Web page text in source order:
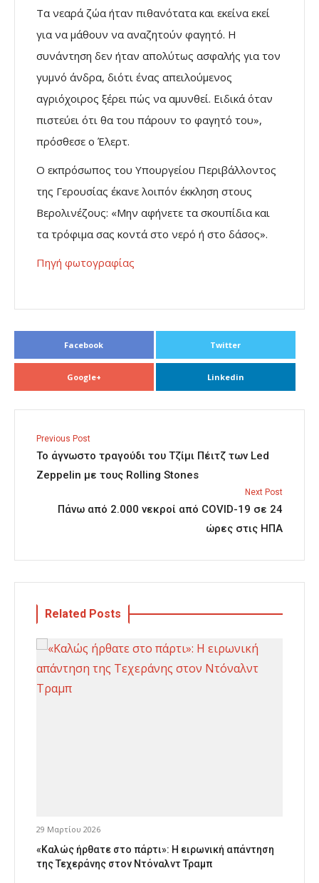
Τα νεαρά ζώα ήταν πιθανότατα και εκείνα εκεί
για να μάθουν να αναζητούν φαγητό. Η
συνάντηση δεν ήταν απολύτως ασφαλής για τον
γυμνό άνδρα, διότι ένας απειλούμενος
αγριόχοιρος ξέρει πώς να αμυνθεί. Ειδικά όταν
πιστεύει ότι θα του πάρουν το φαγητό του»,
πρόσθεσε ο Έλερτ.
Ο εκπρόσωπος του Υπουργείου Περιβάλλοντος
της Γερουσίας έκανε λοιπόν έκκληση στους
Βερολινέζους: «Μην αφήνετε τα σκουπίδια και
τα τρόφιμα σας κοντά στο νερό ή στο δάσος».
Πηγή φωτογραφίας
Facebook Twitter
Google+ Linkedin
Previous Post
Το άγνωστο τραγούδι του Τζίμι Πέιτζ των Led
Zeppelin με τους Rolling Stones
Next Post
Πάνω από 2.000 νεκροί από COVID-19 σε 24
ώρες στις ΗΠΑ
Related Posts
29 Μαρτίου 2026
«Καλώς ήρθατε στο πάρτι»: Η ειρωνική απάντηση
της Τεχεράνης στον Ντόναλντ Τραμπ